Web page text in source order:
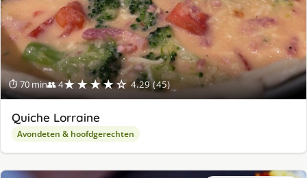
⏱ 70 min👥 4★★★★☆ 4.29 (45)
Quiche Lorraine
Avondeten & hoofdgerechten